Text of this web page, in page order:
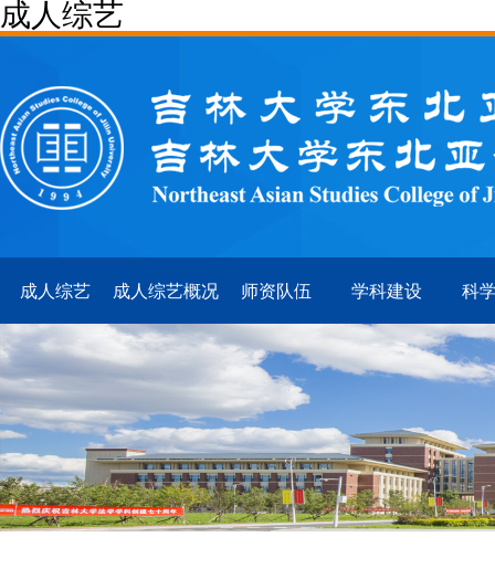
成人综艺
成人综艺 成人综艺概况 师资队伍 学科建设 科